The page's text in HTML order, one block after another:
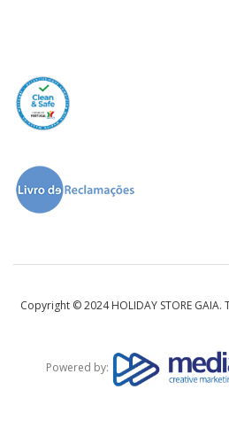
Copyright © 2024 HOLIDAY STORE
Powered by: